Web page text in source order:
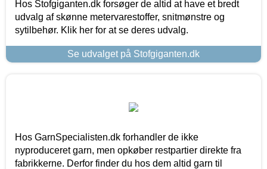
Hos Stofgiganten.dk forsøger de altid at have et bredt
udvalg af skønne metervarestoffer, snitmønstre og
sytilbehør. Klik her for at se deres udvalg.
Se udvalget på Stofgiganten.dk
Hos GarnSpecialisten.dk forhandler de ikke
nyproduceret garn, men opkøber restpartier direkte fra
fabrikkerne. Derfor finder du hos dem altid garn til